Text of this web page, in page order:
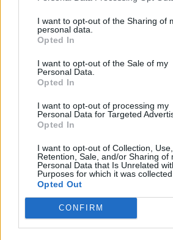
I want to opt-out of the Sharing of
personal data.
Opted In
I want to opt-out of the Sale of my
Personal Data.
Opted In
I want to opt-out of processing my
Personal Data for Targeted
Opted In
I want to opt-out of Collection, Use,
Retention, Sale, and/or Sharing of
Personal Data that Is Unrelated
Purposes for which it was collected.
Opted Out
CONFIRM
Share